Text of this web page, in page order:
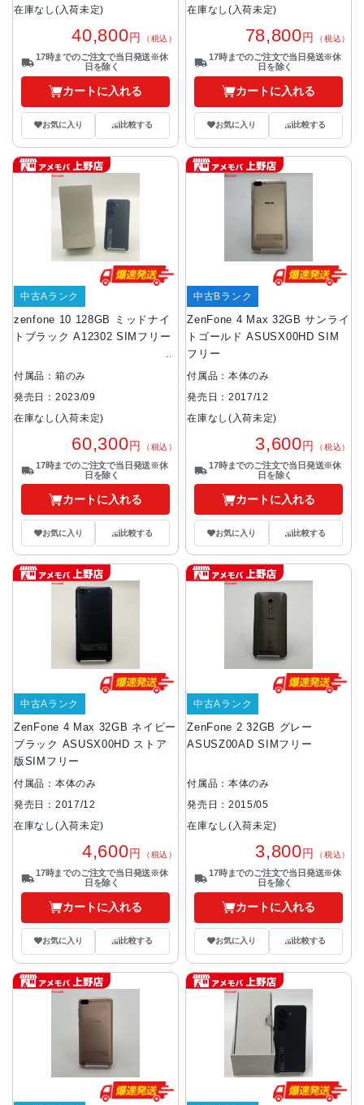
在庫なし(入荷未定)
40,800円 （税込）
17時までのご注文で当日発送※休
日を除く
カートに入れる
お気に入り 比較する
在庫なし(入荷未定)
78,800円 （税込）
17時までのご注文で当日発送※休
日を除く
カートに入れる
お気に入り 比較する
zenfone 10 128GB ミッドナイ
トブラック A12302 SIMフリー
中古Aランク
付属品：箱のみ
発売日：2023/09
在庫なし(入荷未定)
60,300円 （税込）
17時までのご注文で当日発送※休
日を除く
カートに入れる
お気に入り 比較する
ZenFone 4 Max 32GB サンライ
トゴールド ASUSX00HD SIM
フリー
中古Bランク
付属品：本体のみ
発売日：2017/12
在庫なし(入荷未定)
3,600円 （税込）
17時までのご注文で当日発送※休
日を除く
カートに入れる
お気に入り 比較する
ZenFone 4 Max 32GB ネイビー
ブラック ASUSX00HD ストア
版SIMフリー
中古Aランク
付属品：本体のみ
発売日：2017/12
在庫なし(入荷未定)
4,600円 （税込）
17時までのご注文で当日発送※休
日を除く
カートに入れる
お気に入り 比較する
ZenFone 2 32GB グレー
ASUSZ00AD SIMフリー
中古Aランク
付属品：本体のみ
発売日：2015/05
在庫なし(入荷未定)
3,800円 （税込）
17時までのご注文で当日発送※休
日を除く
カートに入れる
お気に入り 比較する